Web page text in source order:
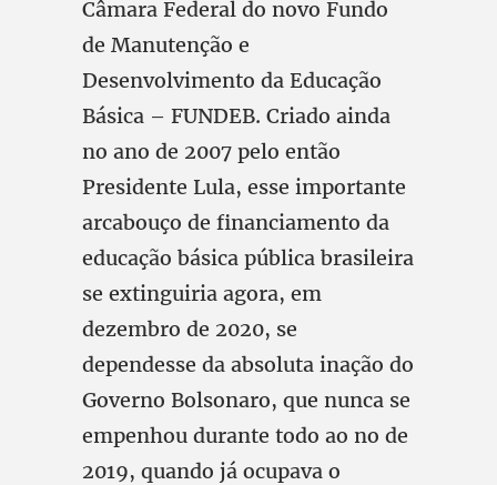
Câmara Federal do novo Fundo
de Manutenção e
Desenvolvimento da Educação
Básica – FUNDEB. Criado ainda
no ano de 2007 pelo então
Presidente Lula, esse importante
arcabouço de financiamento da
educação básica pública brasileira
se extinguiria agora, em
dezembro de 2020, se
dependesse da absoluta inação do
Governo Bolsonaro, que nunca se
empenhou durante todo ao no de
2019, quando já ocupava o